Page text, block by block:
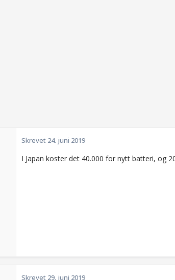
Skrevet 24. juni 2019
I Japan koster det 40.000 for nytt batteri, og
Skrevet 29. juni 2019